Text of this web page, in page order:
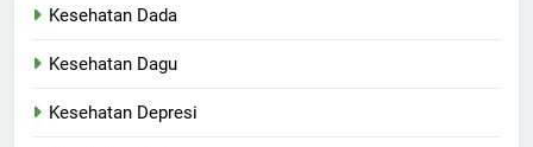
Kesehatan Dada
Kesehatan Dagu
Kesehatan Depresi